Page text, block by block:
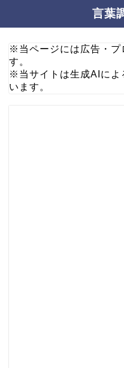
言葉
※当ページには広告・プ
す。
※当サイトは生成AIによ
います。